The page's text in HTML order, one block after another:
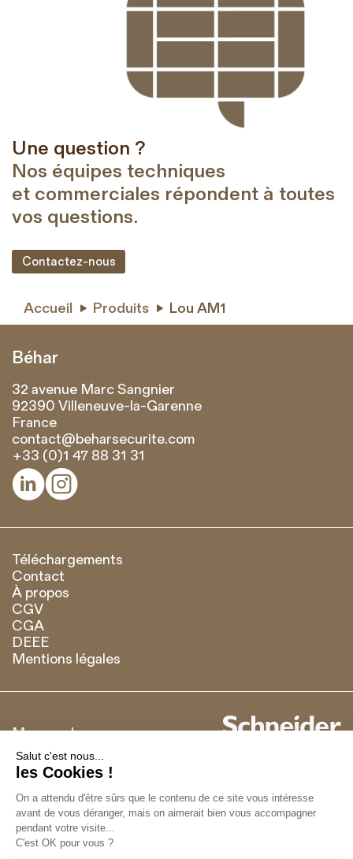
Une question ?
Nos équipes techniques
et commerciales répondent à toutes
vos questions.
Contactez-nous
Accueil  Produits  Lou AM1
Béhar
32 avenue Marc Sangnier
92390 Villeneuve-la-Garenne
France
contact@beharsecurite.com
+33 (0)1 47 88 31 31

Téléchargements
Contact
À propos
CGV
CGA
DEEE
Mentions légales
Marque de
Français English